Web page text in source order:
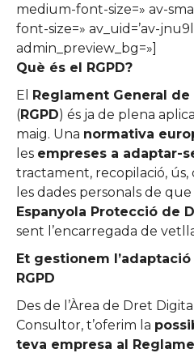
medium-font-size=» av-
font-size=» av_uid=’av-
admin_preview_bg=»]
Què és el RGPD?
El Reglament General
(RGPD) és ja de plena
maig. Una normativa
les empreses a adaptar-
tractament, recopilació,
les dades personals de que
Espanyola Protecció de
sent l’encarregada de
Et gestionem
RGPD
Des de l’Àrea de Dret
Consultor, t’oferim la
teva empresa al